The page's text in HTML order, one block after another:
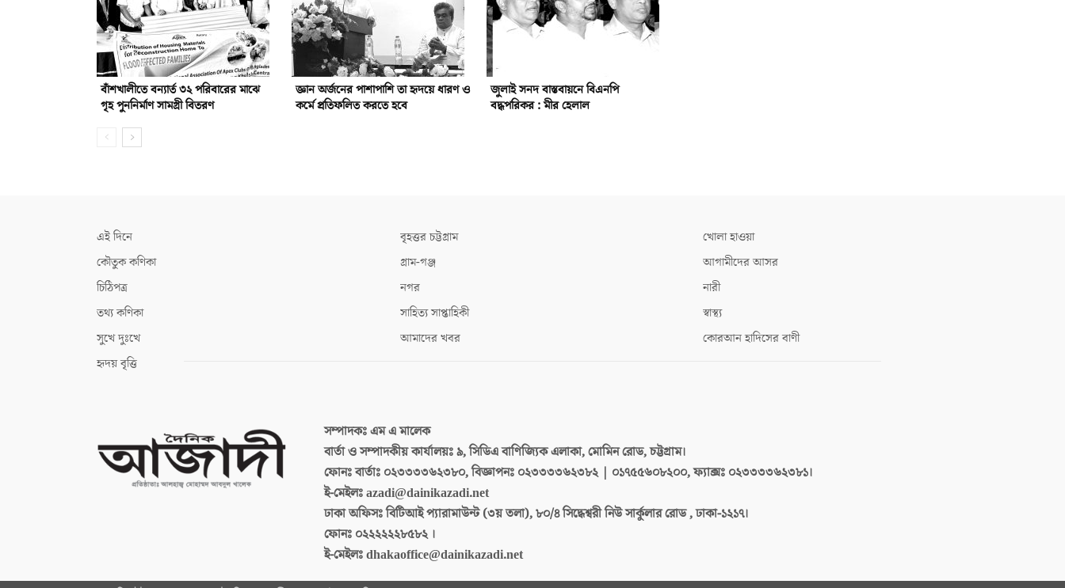
বাঁশখালীতে বন্যার্ত ৩২ পরিবারের মাঝে
গৃহ পুননির্মাণ সামগ্রী বিতরণ
জ্ঞান অর্জনের পাশাপাশি তা হৃদয়ে ধারণ ও
কর্মে প্রতিফলিত করতে হবে
জুলাই সনদ বাস্তবায়নে বিএনপি
বদ্ধপরিকর : মীর হেলাল
এই দিনে
কৌতুক কণিকা
চিঠিপত্র
তথ্য কণিকা
সুখে দুঃখে
হৃদয় বৃত্তি
বৃহত্তর চট্টগ্রাম
গ্রাম-গঞ্জ
নগর
সাহিত্য সাপ্তাহিকী
আমাদের খবর
খোলা হাওয়া
আগামীদের আসর
নারী
স্বাস্থ্য
কোরআন হাদিসের বাণী
সম্পাদকঃএম এ মালেক
বার্তা ও সম্পাদকীয় কার্যালয়ঃ৯, সিডিএ বাণিজ্যিক এলাকা, মোমিন রোড, চট্টগ্রাম।
ফোনঃ বার্তাঃ ০২৩৩৩৩৬২৩৮০, বিজ্ঞাপনঃ ০২৩৩৩৩৬২৩৮২ | ০১৭৫৫৬০৮২০০, ফ্যাক্সঃ ০২৩৩৩৩৬২৩৮১।
ই-মেইলঃazadi@dainikazadi.net
ঢাকা অফিসঃবিটিআই প্যারামাউন্ট (৩য় তলা), ৮০/৪ সিদ্ধেশ্বরী নিউ সার্কুলার রোড , ঢাকা-১২১৭।
ফোনঃ ০২২২২২২৮৫৮২ ।
ই-মেইলঃdhakaoffice@dainikazadi.net